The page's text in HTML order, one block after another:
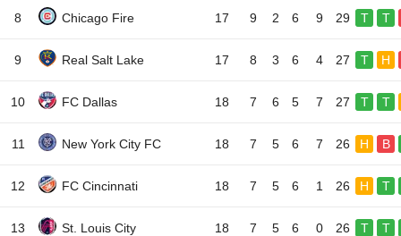
8 Chicago Fire 17 9 2 6 9 29 T T
9 Real Salt Lake 17 8 3 6 4 27 T H
10 FC Dallas 18 7 6 5 7 27 T T
11 New York City FC 18 7 5 6 7 26 H B
12 FC Cincinnati 18 7 5 6 1 26 H T
13 St. Louis City 18 7 5 6 0 26 T T